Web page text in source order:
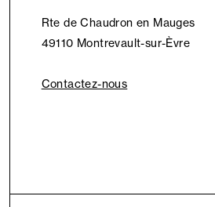
Rte de Chaudron en Mauges
49110 Montrevault-sur-Èvre
Contactez-nous